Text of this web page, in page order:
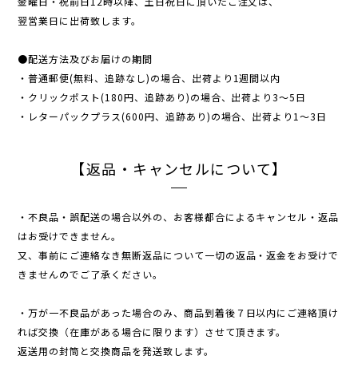
翌営業日に出荷致します。
●配送方法及びお届けの期間
・普通郵便(無料、追跡なし)の場合、出荷より1週間以内
・クリックポスト(180円、追跡あり)の場合、出荷より3〜5日
・レターパックプラス(600円、追跡あり)の場合、出荷より1〜3日
【返品・キャンセルについて】
・不良品・誤配送の場合以外の、お客様都合によるキャンセル・返品
はお受けできません。
又、事前にご連絡なき無断返品について一切の返品・返金をお受けで
きませんのでご了承ください。
・万が一不良品があった場合のみ、商品到着後７日以内にご連絡頂け
れば交換（在庫がある場合に限ります）させて頂きます。
返送用の封筒と交換商品を発送致します。